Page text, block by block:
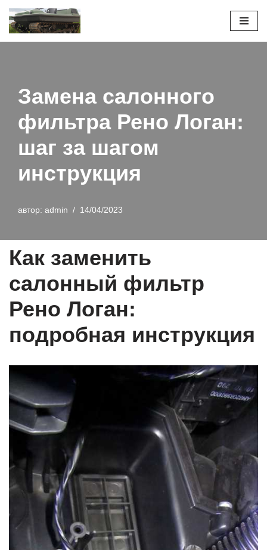
Перейти
Замена салонного
фильтра Рено Логан:
шаг за шагом
инструкция
автор: admin 14/04/2023
Как заменить
салонный фильтр
Рено Логан:
подробная инструкция